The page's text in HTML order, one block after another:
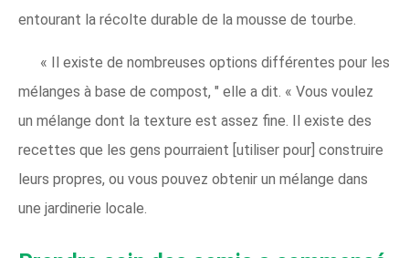
entourant la récolte durable de la mousse de tourbe.
« Il existe de nombreuses options différentes pour les
mélanges à base de compost, " elle a dit. « Vous voulez
un mélange dont la texture est assez fine. Il existe des
recettes que les gens pourraient [utiliser pour] construire
leurs propres, ou vous pouvez obtenir un mélange dans
une jardinerie locale.